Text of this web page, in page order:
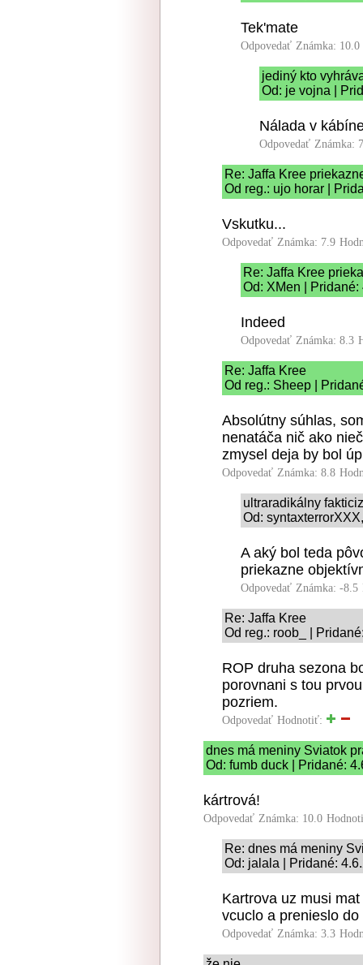
Tek'mate
Odpovedať Známka: 10.0
jediný kto
Od: je vojna |
Nálada v
Odpovedať Známka:
Re: Jaffa Kree
Od reg.: ujo horar |
Vskutku...
Odpovedať Známka: 7.9
Re: Jaffa Kree
Od: XMen |
Indeed
Odpovedať Známka: 8.3
Re: Jaffa Kree
Od reg.: Sheep |
Absolútny súhlas,
nenatáča nič ako
zmysel deja by bol
Odpovedať Známka: 8.8
ultraradikálny
Od:
A aký bol teda
priekazne
Odpovedať Známka: -8.5
Re: Jaffa Kree
Od reg.: roob_ |
ROP druha sezona
porovnani s tou
pozriem.
Odpovedať Hodnotiť:
dnes má meniny Sviatok
Od: fumb duck | Pridané:
kártrová!
Odpovedať Známka: 10.0
Re: dnes má meniny
Od: jalala | Pridané:
Kartrova uz musi
vcuclo a prenieslo
Odpovedať Známka: 3.3